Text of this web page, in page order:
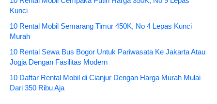
Kunci
10 Rental Mobil Semarang Timur 450K, No 4 Lepas Kunci
Murah
10 Rental Sewa Bus Bogor Untuk Pariwasata Ke Jakarta Atau
Jogja Dengan Fasilitas Modern
10 Daftar Rental Mobil di Cianjur Dengan Harga Murah Mulai
Dari 350 Ribu Aja